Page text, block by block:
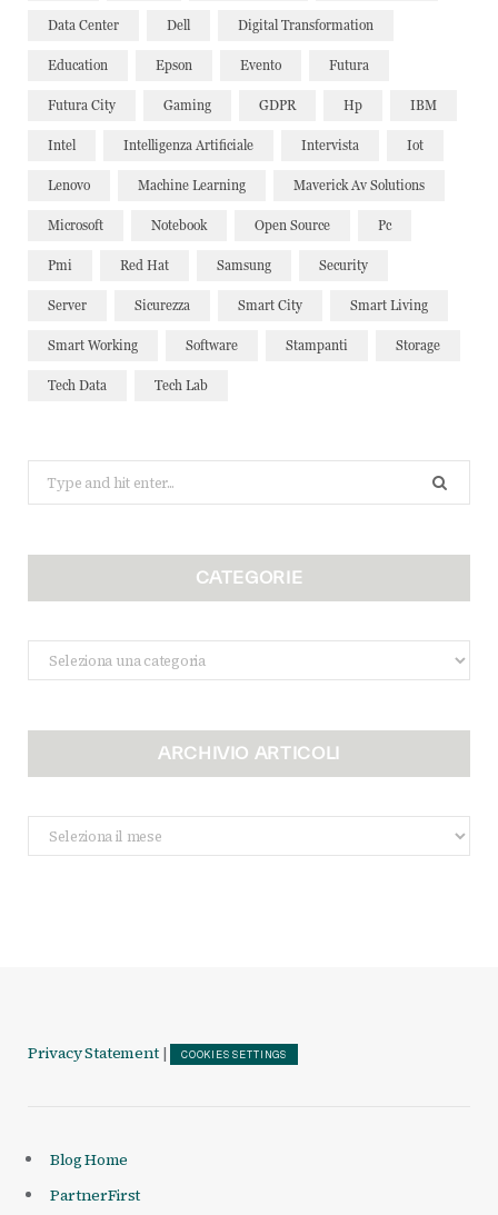
Data Center Dell Digital Transformation
Education Epson Evento Futura
Futura City Gaming GDPR Hp IBM
Intel Intelligenza Artificiale Intervista Iot
Lenovo Machine Learning Maverick Av Solutions
Microsoft Notebook Open Source Pc
Pmi Red Hat Samsung Security
Server Sicurezza Smart City Smart Living
Smart Working Software Stampanti Storage
Tech Data Tech Lab
for:
CATEGORIE
Categorie
ARCHIVIO ARTICOLI
Archivio
Articoli
Privacy Statement | COOKIES SETTINGS
Blog Home
PartnerFirst